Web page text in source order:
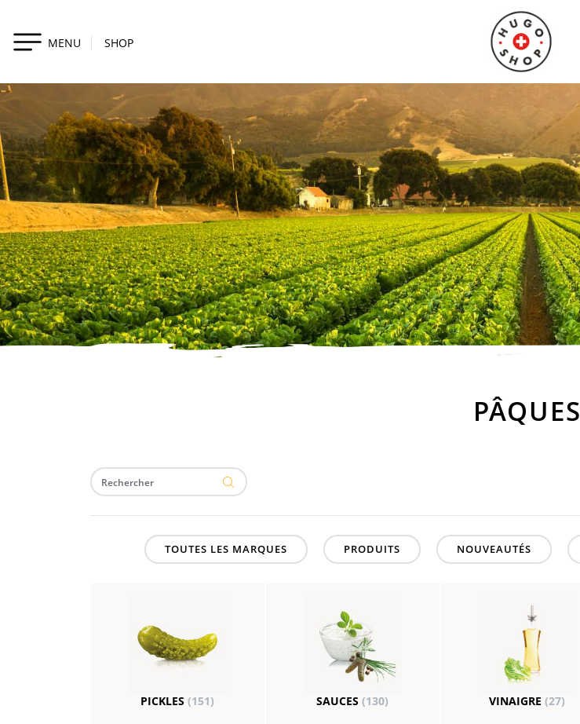
MENU SHOP
PÂQUES
TOUTES LES MARQUES PRODUITS NOUVEAUTÉS
PICKLES(151) SAUCES(130) VINAIGRE(27)